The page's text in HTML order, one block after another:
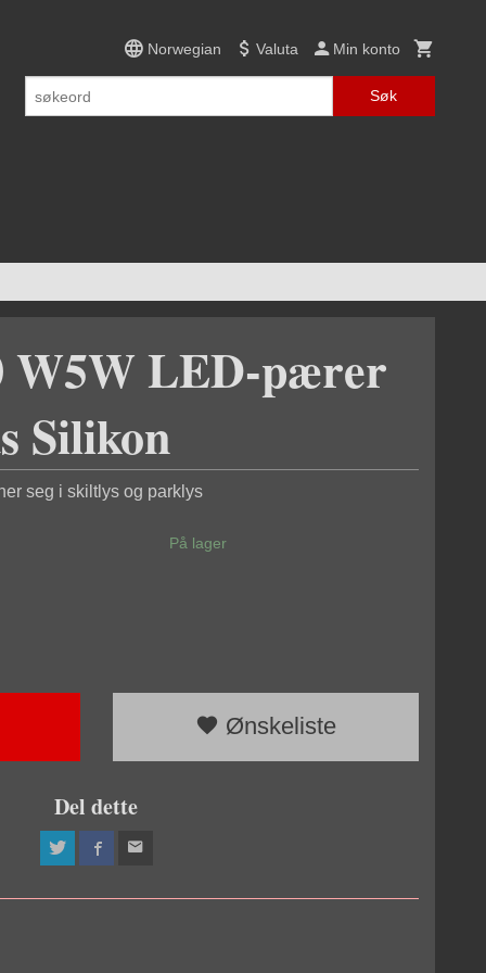
Norwegian Valuta Min konto
Søk
W5W LED-pærer
Silikon
seg i skiltlys og parklys
På lager
Ønskeliste
Del dette